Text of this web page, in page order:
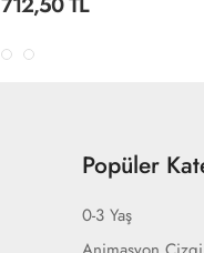
Popüler
0-3 Yaş